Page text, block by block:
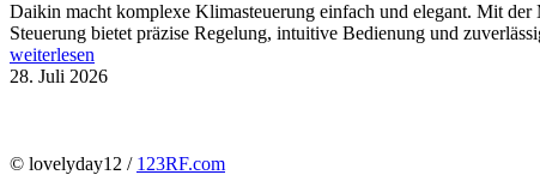
Daikin macht komplexe Klimasteuerung einfach und elegant. Mit
Steuerung bietet präzise Regelung, intuitive Bedienung und
weiterlesen
28. Juli 2026
© lovelyday12 / 123RF.com